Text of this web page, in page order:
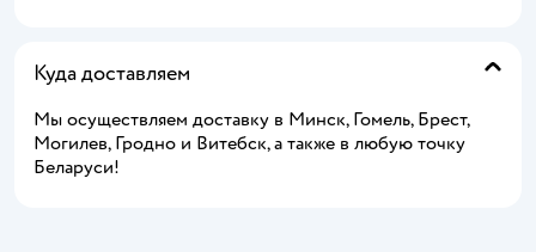
Куда доставляем
Мы осуществляем доставку в Минск, Гомель, Брест,
Могилев, Гродно и Витебск, а также в любую точку
Беларуси!